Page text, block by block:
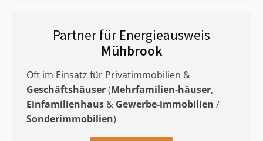
Partner für Energieausweis
Mühbrook
Oft im Einsatz für Privatimmobilien &
Geschäftshäuser(Mehrfamilien-häuser,
Einfamilienhaus & Gewerbe-immobilien /
Sonderimmobilien)